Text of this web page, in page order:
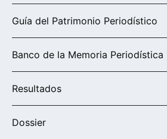
Guía del Patrimonio Periodístico
Banco de la Memoria Periodística
Resultados
Dossier